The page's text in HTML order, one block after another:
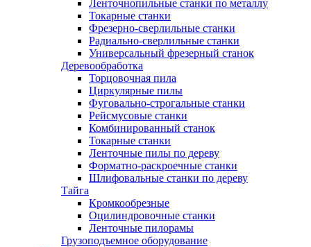
Ленточнопильные станки по металлу
Токарные станки
Фрезерно-сверлильные станки
Радиально-сверлильные станки
Универсальный фрезерный станок
Деревообработка
Торцовочная пила
Циркулярные пилы
Фуговально-строгальные станки
Рейсмусовые станки
Комбинированный станок
Токарные станки
Ленточные пилы по дереву
Форматно-раскроечные станки
Шлифовальные станки по дереву
Тайга
Кромкообрезные
Оцилиндровочные станки
Ленточные пилорамы
Грузоподъемное оборудование